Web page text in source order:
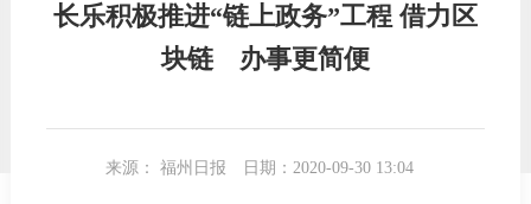
长乐积极推进“链上政务”工程 借力区
块链 办事更简便
来源： 福州日报 日期：2020-09-30 13:04